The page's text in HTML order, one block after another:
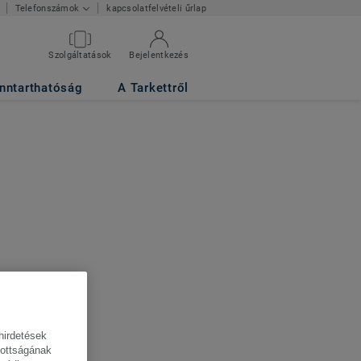
Telefonszámok kapcsolatfelvételi űrlap
Szolgáltatások Bejelentkezés
A Tarkettről